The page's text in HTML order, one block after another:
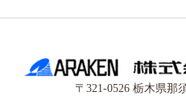
〒321-0526 栃木県那